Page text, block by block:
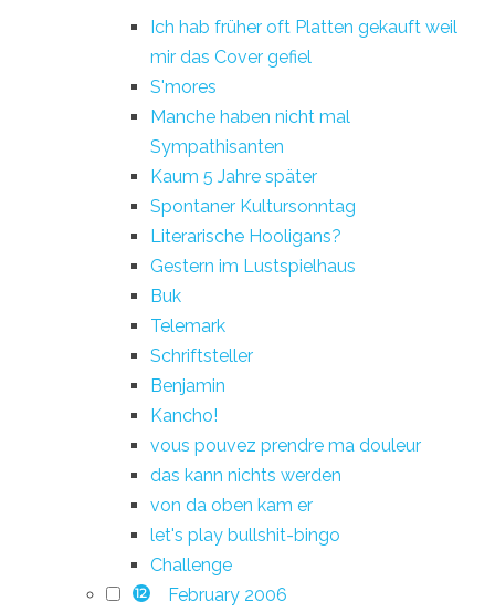
Ich hab früher oft Platten gekauft weil
mir das Cover gefiel
S'mores
Manche haben nicht mal
Sympathisanten
Kaum 5 Jahre später
Spontaner Kultursonntag
Literarische Hooligans?
Gestern im Lustspielhaus
Buk
Telemark
Schriftsteller
Benjamin
Kancho!
vous pouvez prendre ma douleur
das kann nichts werden
von da oben kam er
let's play bullshit-bingo
Challenge
12 February 2006